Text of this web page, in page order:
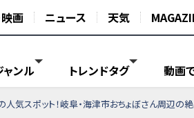
映画 ニュース 天気
ャンル トレンドタグ 動画
人気スポット！岐阜・海津市おちょぼさん周辺の